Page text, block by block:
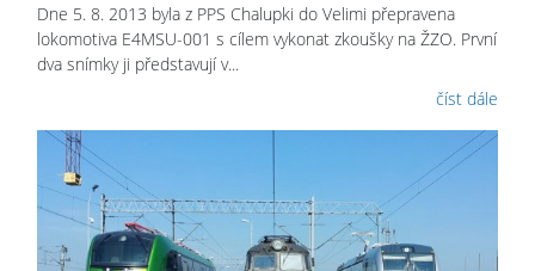
Dne 5. 8. 2013 byla z PPS Chalupki do Velimi přepravena
lokomotiva E4MSU-001 s cílem vykonat zkoušky na ŽZO. První
dva snímky ji představují v...
číst dále